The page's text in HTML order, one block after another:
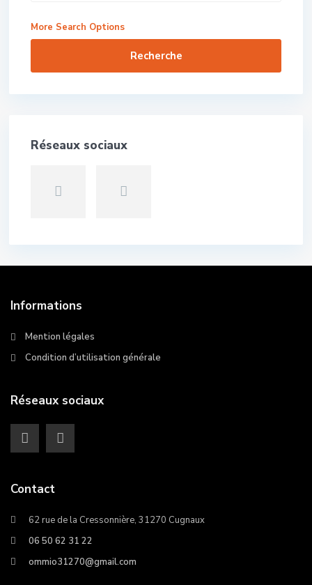
More Search Options
Recherche
Réseaux sociaux
Informations
Mention légales
Condition d’utilisation générale
Réseaux sociaux
Contact
62 rue de la Cressonnière, 31270 Cugnaux
06 50 62 31 22
ommio31270@gmail.com